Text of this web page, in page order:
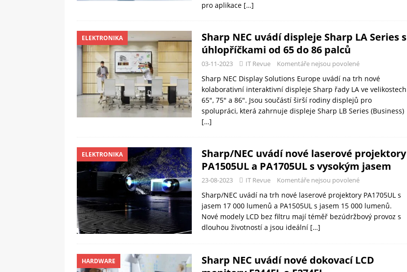
pro aplikace […]
ELEKTRONIKA
Sharp NEC uvádí displeje Sharp LA Series s
úhlopříčkami od 65 do 86 palců
03-11-2023 IT Revue Komentáře nejsou povolené
Sharp NEC Display Solutions Europe uvádí na trh nové
kolaborativní interaktivní displeje Sharp řady LA ve velikostech
65″, 75″ a 86″. Jsou součástí širší rodiny displejů pro
spolupráci, která zahrnuje displeje Sharp LB Series (Business)
[…]
ELEKTRONIKA
Sharp/NEC uvádí nové laserové projektory
PA1505UL a PA1705UL s vysokým jasem
23-08-2023 IT Revue Komentáře nejsou povolené
Sharp/NEC uvádí na trh nové laserové projektory PA1705UL s
jasem 17 000 lumenů a PA1505UL s jasem 15 000 lumenů.
Nové modely LCD bez filtru mají téměř bezúdržbový provoz s
dlouhou životností a jsou ideální […]
HARDWARE
Sharp NEC uvádí nové dokovací LCD